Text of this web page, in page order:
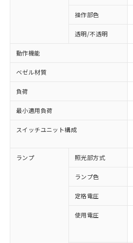
操作部色
透明/不透明
動作機能
ベゼル材質
負荷
最小適用負荷
スイッチユニット構成
ランプ 照光部方式
ランプ色
定格電圧
使用電圧